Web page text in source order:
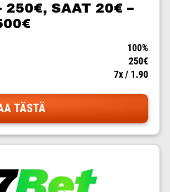
250€, SAAT 20€ –
100%
250€
7x / 1.90
TÄSTÄ